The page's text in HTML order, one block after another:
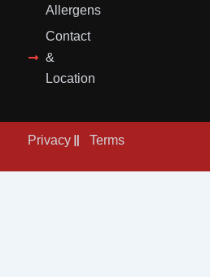
Allergens
Contact
&
Location
Privacy Terms